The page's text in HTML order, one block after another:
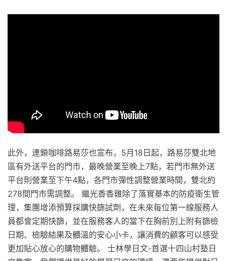
此外，連鎖咖啡路易莎也宣布，5月18日起，路易莎雙北地
區有外送平台的門市，最晚營業至晚上7點，若門市無外送
平台則營業至下午4點，各門市彈性調整營業時間，雙北約
278間門市需調整。 繼光香香雞除了落實基本的防疫衛生管
理，集團增添預算採購快篩試劑，在未來每位第一線服務人
員都會定期快篩，並在服務客人的當下在胸前別上附有篩檢
日期、檢驗結果及體溫的安心小卡，讓消費的顧客可以感受
更加貼心放心的購物體驗。 士林學日文-首選十四山村塾日